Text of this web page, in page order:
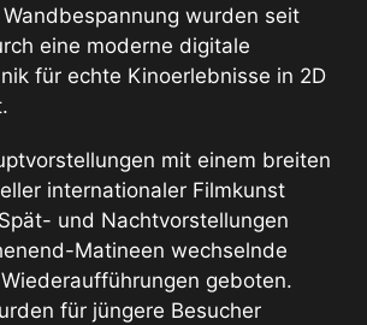
wurden seit
eine moderne digitale
für echte Kinoerlebnisse in 2D
mit einem breiten
internationaler Filmkunst
und Nachtvorstellungen
Matineen wechselnde
geboten.
für jüngere Besucher